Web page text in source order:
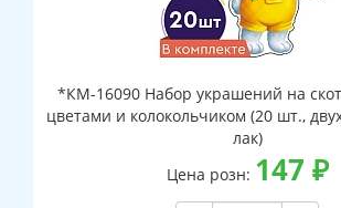
*КМ-16090 Набор украшений на
цветами и колокольчиком (20 шт.,
лак)
Цена розн: 147 ₽